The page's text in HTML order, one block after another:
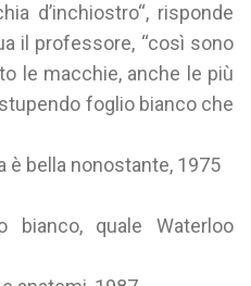
d’inchiostro“, risponde
il professore, “così sono
le macchie, anche le più
foglio bianco che
è bella nonostante, 1975
quale Waterloo